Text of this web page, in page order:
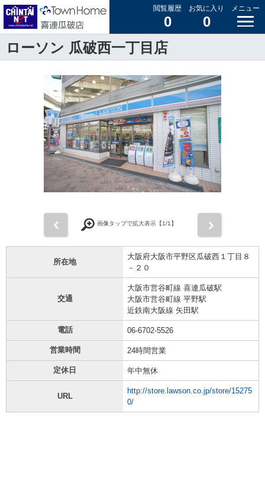
閲覧履歴
0
お気に入り
0
メニュー
ローソン 瓜破西一丁目店
画像タップで拡大表示【1/1】
所在地
大阪府大阪市平野区瓜破西１丁目８
－２０
交通
大阪市営谷町線 喜連瓜破駅
大阪市営谷町線 平野駅
近鉄南大阪線 矢田駅
電話 06-6702-5526
営業時間 24時間営業
定休日 年中無休
URL
http://store.lawson.co.jp/store/15275
0/